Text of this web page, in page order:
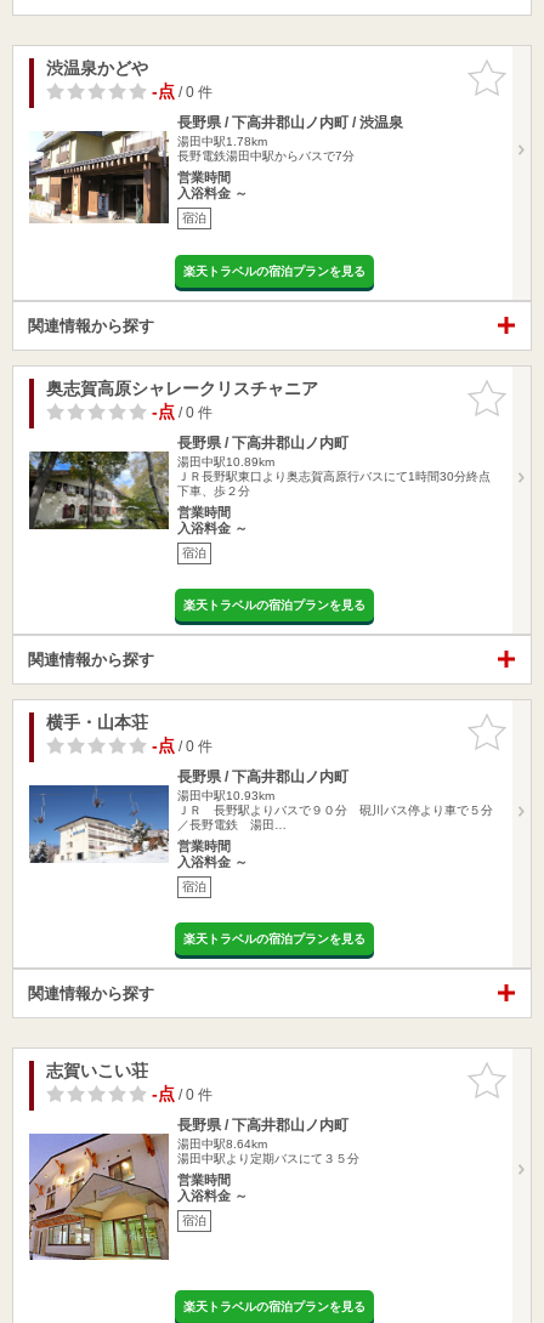
お気に入
りに追加
渋温泉かどや
-点/ 0 件
長野県 / 下高井郡山ノ内町 / 渋温泉
湯田中駅1.78km
長野電鉄湯田中駅からバスで7分
営業時間
入浴料金 ～
宿泊
楽天トラベルの宿泊プランを見る
関連情報から探す
お気に入
りに追加
奥志賀高原シャレークリスチャニア
-点/ 0 件
長野県 / 下高井郡山ノ内町
湯田中駅10.89km
ＪＲ長野駅東口より奥志賀高原行バスにて1時間30分終点
下車、歩２分
営業時間
入浴料金 ～
宿泊
楽天トラベルの宿泊プランを見る
関連情報から探す
お気に入
りに追加
横手・山本荘
-点/ 0 件
長野県 / 下高井郡山ノ内町
湯田中駅10.93km
ＪＲ 長野駅よりバスで９０分 硯川バス停より車で５分
／長野電鉄 湯田…
営業時間
入浴料金 ～
宿泊
楽天トラベルの宿泊プランを見る
関連情報から探す
お気に入
りに追加
志賀いこい荘
-点/ 0 件
長野県 / 下高井郡山ノ内町
湯田中駅8.64km
湯田中駅より定期バスにて３５分
営業時間
入浴料金 ～
宿泊
楽天トラベルの宿泊プランを見る